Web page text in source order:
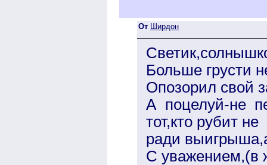
От Ширдон
Больше грусти
Опозорил свой
А поцелуй-не
тот,кто рубит не
ради
С уважением,(в